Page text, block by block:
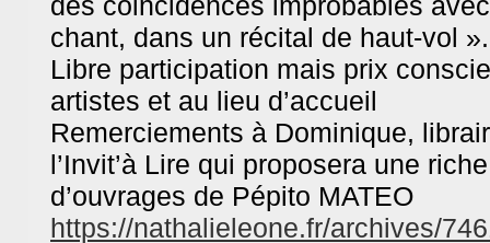
chant, dans un récital de haut-vol ».
Libre participation mais prix
artistes et au lieu d’accueil
Remerciements à Dominique,
l’Invit’à Lire qui proposera une
d’ouvrages de Pépito MATEO
https://nathalieleone.fr/archives/